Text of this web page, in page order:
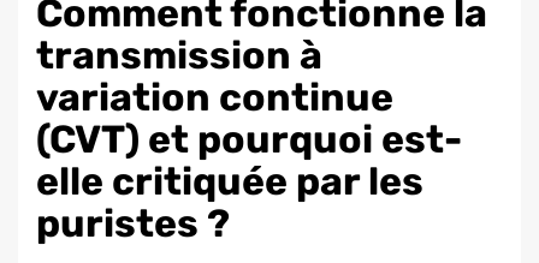
Comment fonctionne la
transmission à
variation continue
(CVT) et pourquoi est-
elle critiquée par les
puristes ?